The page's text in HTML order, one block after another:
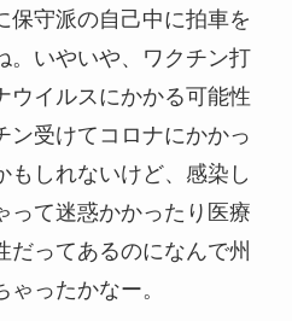
保守派の自己中に拍車を
。いやいや、ワクチン打
ウイルスにかかる可能性
ン受けてコロナにかかっ
もしれないけど、感染し
って迷惑かかったり医療
だってあるのになんで州
ったかなー。